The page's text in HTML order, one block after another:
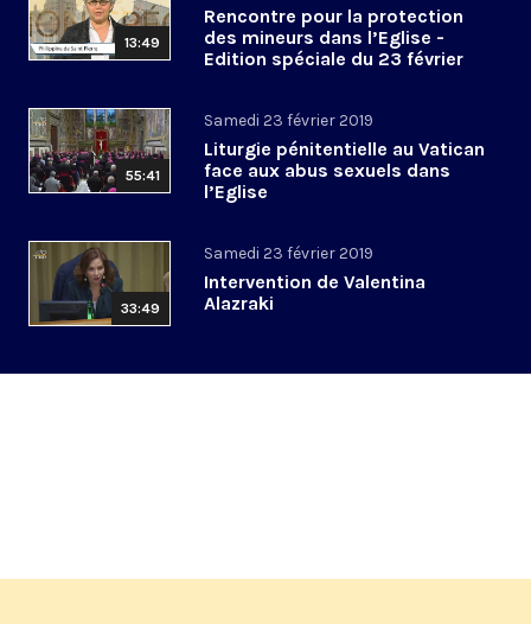
13:49
Rencontre pour la protection
des mineurs dans l’Eglise -
Edition spéciale du 23 février
55:41
Samedi 23 février 2019
Liturgie pénitentielle au Vatican
face aux abus sexuels dans
l’Eglise
33:49
Samedi 23 février 2019
Intervention de Valentina
Alazraki